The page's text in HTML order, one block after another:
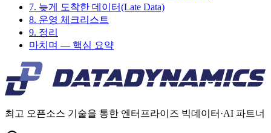
7. 늦게 도착한 데이터(Late Data)
8. 운영 체크리스트
9. 정리
마치며 — 핵심 요약
최고 오픈소스 기술을 통한 엔터프라이즈 빅데이터·AI 파트너